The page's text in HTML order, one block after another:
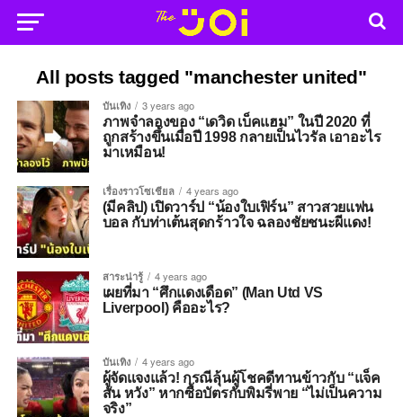
All posts tagged "manchester united"
บันเทิง 3 years ago
ภาพจำลองของ “เดวิด เบ็คแฮม” ในปี 2020 ที่
ถูกสร้างขึ้นเมื่อปี 1998 กลายเป็นไวรัล เอาอะไร
มาเหมือน!
เรื่องราวโซเชียล 4 years ago
(มีคลิป) เปิดวาร์ป “น้องใบเฟิร์น” สาวสวยแฟน
บอล กับท่าเต้นสุดกร้าวใจ ฉลองชัยชนะผีแดง!
สาระน่ารู้ 4 years ago
เผยที่มา “ศึกแดงเดือด” (Man Utd VS
Liverpool) คืออะไร?
บันเทิง 4 years ago
ผู้จัดแจงแล้ว! กรณีลุ้นผู้โชคดีทานข้าวกับ “แจ็ค
สัน หวัง” หากซื้อบัตรกับพิมรี่พาย “ไม่เป็นความ
จริง”